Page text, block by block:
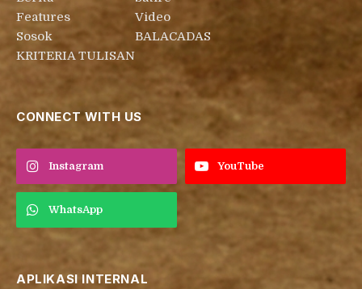
Features
Sosok
KRITERIA TULISAN
Video
BALACADAS
CONNECT WITH US
Instagram YouTube
WhatsApp
APLIKASI INTERNAL